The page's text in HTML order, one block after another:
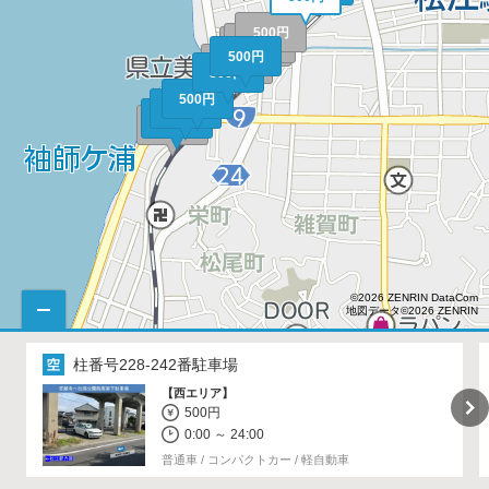
500円
500円
500円
500円
500円
500円
500円
500円
500円
©2026 ZENRIN DataCom
地図データ©2026 ZENRIN
柱番号228-242番駐車場
【西エリア】
500円
0:00 ～ 24:00
普通車 / コンパクトカー / 軽自動車